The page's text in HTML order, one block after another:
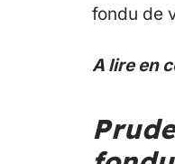
fondu de
A lire en